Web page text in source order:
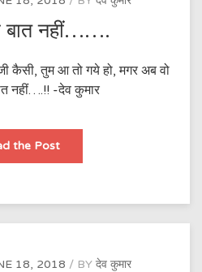
बात नहीं…….
कैसी, तुम आ तो गये हो, मगर अब वो
नहीं….!! -देव कुमार
the Postपहले
बात
18, 2018 BY देव कुमार